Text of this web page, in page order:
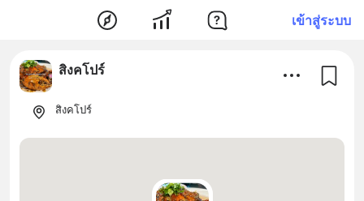
เข้าสู่ระบบ
สิงคโปร์
สิงคโปร์